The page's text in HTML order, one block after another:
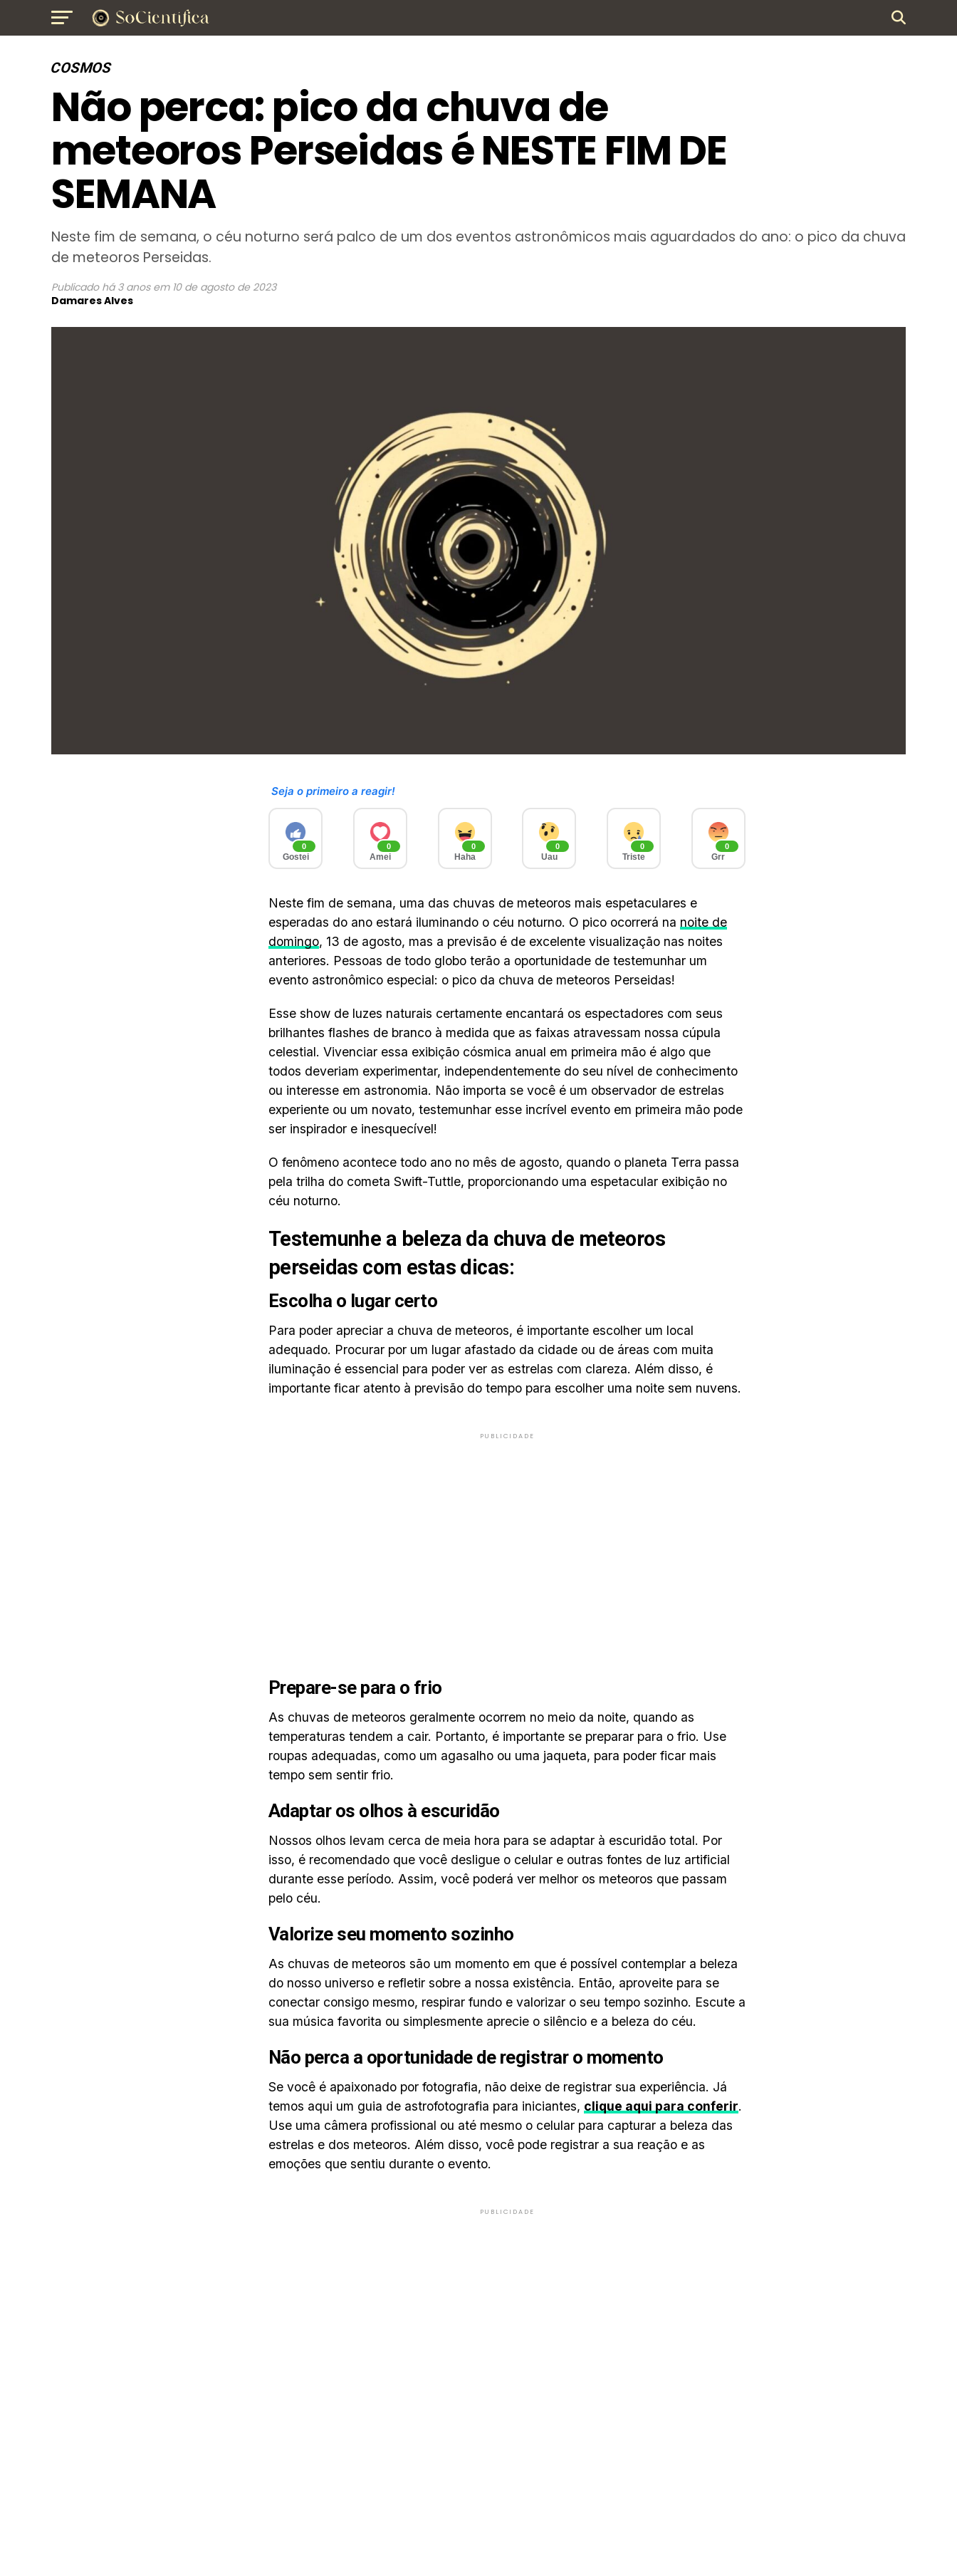
COSMOS
Não perca: pico da chuva de
meteoros Perseidas é NESTE FIM DE
SEMANA
Neste fim de semana, o céu noturno será palco de um dos eventos astronômicos mais aguardados do ano: o pico da chuva
de meteoros Perseidas.
Publicado há 3 anos em 10 de agosto de 2023
Damares Alves
Seja o primeiro a reagir!
0
Gostei
0
Amei
0
Haha
0
Uau
0
Triste
0
Grr
Neste fim de semana, uma das chuvas de meteoros mais espetaculares e
esperadas do ano estará iluminando o céu noturno. O pico ocorrerá na noite de
domingo, 13 de agosto, mas a previsão é de excelente visualização nas noites
anteriores. Pessoas de todo globo terão a oportunidade de testemunhar um
evento astronômico especial: o pico da chuva de meteoros Perseidas!
Esse show de luzes naturais certamente encantará os espectadores com seus
brilhantes flashes de branco à medida que as faixas atravessam nossa cúpula
celestial. Vivenciar essa exibição cósmica anual em primeira mão é algo que
todos deveriam experimentar, independentemente do seu nível de conhecimento
ou interesse em astronomia. Não importa se você é um observador de estrelas
experiente ou um novato, testemunhar esse incrível evento em primeira mão pode
ser inspirador e inesquecível!
O fenômeno acontece todo ano no mês de agosto, quando o planeta Terra passa
pela trilha do cometa Swift-Tuttle, proporcionando uma espetacular exibição no
céu noturno.
Testemunhe a beleza da chuva de meteoros
perseidas com estas dicas:
Escolha o lugar certo
Para poder apreciar a chuva de meteoros, é importante escolher um local
adequado. Procurar por um lugar afastado da cidade ou de áreas com muita
iluminação é essencial para poder ver as estrelas com clareza. Além disso, é
importante ficar atento à previsão do tempo para escolher uma noite sem nuvens.
PUBLICIDADE
Prepare-se para o frio
As chuvas de meteoros geralmente ocorrem no meio da noite, quando as
temperaturas tendem a cair. Portanto, é importante se preparar para o frio. Use
roupas adequadas, como um agasalho ou uma jaqueta, para poder ficar mais
tempo sem sentir frio.
Adaptar os olhos à escuridão
Nossos olhos levam cerca de meia hora para se adaptar à escuridão total. Por
isso, é recomendado que você desligue o celular e outras fontes de luz artificial
durante esse período. Assim, você poderá ver melhor os meteoros que passam
pelo céu.
Valorize seu momento sozinho
As chuvas de meteoros são um momento em que é possível contemplar a beleza
do nosso universo e refletir sobre a nossa existência. Então, aproveite para se
conectar consigo mesmo, respirar fundo e valorizar o seu tempo sozinho. Escute a
sua música favorita ou simplesmente aprecie o silêncio e a beleza do céu.
Não perca a oportunidade de registrar o momento
Se você é apaixonado por fotografia, não deixe de registrar sua experiência. Já
temos aqui um guia de astrofotografia para iniciantes, clique aqui para conferir.
Use uma câmera profissional ou até mesmo o celular para capturar a beleza das
estrelas e dos meteoros. Além disso, você pode registrar a sua reação e as
emoções que sentiu durante o evento.
PUBLICIDADE